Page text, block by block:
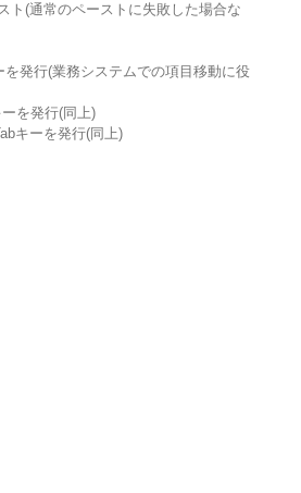
ト(通常のペーストに失敗した場合な
発行(業務システムでの項目移動に役
を発行(同上)
キーを発行(同上)